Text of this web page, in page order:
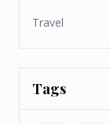
Travel
Tags